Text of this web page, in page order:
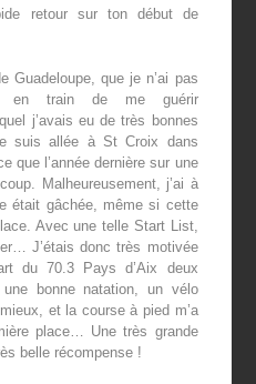
retour sur ton début de
Guadeloupe, que je n’ai pas
en train de me guérir
j’avais eu de très bonnes
suis allée à St Croix dans
que l’année dernière sur une
Malheureusement, j’ai à
était gâchée, même si cette
Avec une telle Start List,
J’étais donc très motivée
du 70.3 Pays d’Aix deux
bonne natation, un vélo
et la course à pied m’a
place… Une très grande
belle récompense !